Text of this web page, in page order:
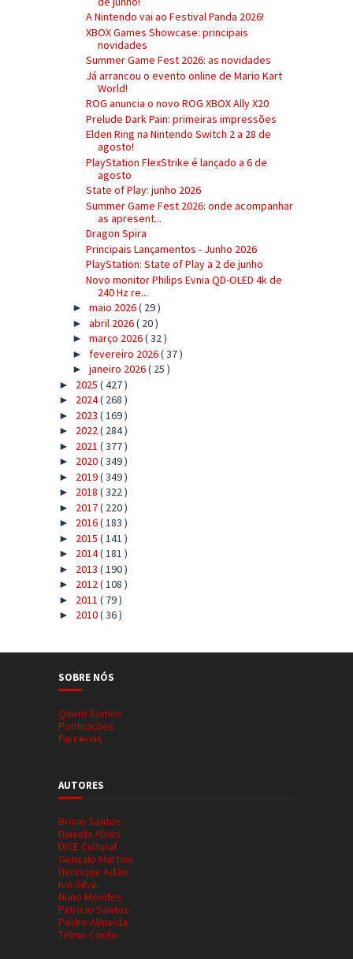
A Nintendo vai ao Festival Panda 2026!
XBOX Games Showcase: principais
novidades
Summer Game Fest 2026: as novidades
Já arrancou o evento online de Mario Kart
World!
ROG anuncia o novo ROG XBOX Ally X20
Prelude Dark Pain: primeiras impressões
Elden Ring na Nintendo Switch 2 a 28 de
agosto!
PlayStation FlexStrike é lançado a 6 de
agosto
State of Play: junho 2026
Summer Game Fest 2026: onde acompanhar
as apresent...
Dragon Spira
Principais Lançamentos - Junho 2026
PlayStation: State of Play a 2 de junho
Novo monitor Philips Evnia QD-OLED 4k de
240 Hz re...
► maio 2026( 29 )
► abril 2026( 20 )
► março 2026( 32 )
► fevereiro 2026( 37 )
► janeiro 2026( 25 )
► 2025 ( 427 )
► 2024( 268 )
► 2023 ( 169 )
► 2022( 284 )
► 2021 ( 377 )
► 2020( 349 )
► 2019( 349 )
► 2018 ( 322 )
► 2017( 220 )
► 2016( 183 )
► 2015 ( 141 )
► 2014( 181 )
► 2013 ( 190 )
► 2012( 108 )
► 2011 ( 79 )
► 2010( 36 )
SOBRE NÓS
Quem Somos
Pontuações
Parcerias
AUTORES
Bruno Santos
Daniela Alves
DICE Cultural
Gonçalo Martins
Henrique Adão
Ivo Silva
Nuno Mendes
Patrício Santos
Pedro Almeida
Telmo Couto